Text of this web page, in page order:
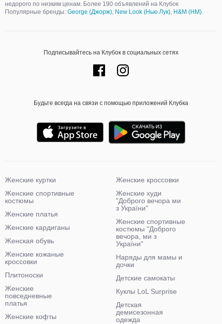
недорого по низким ценам. Более 190 объявлений на Клубок
Популярные бренды: George (Джорж), New Look (Нью Лук), H&M (НМ).
Подписывайтесь на Клубок в социальных сетях
Будьте всегда на связи с помощью приложений Клубка
Женские куртки
Женские спортивные
костюмы
Женские платья
Женские кардиганы
Женская обувь
Женские кожаные
кроссовки
Плитоноски
Женские
повседневные
платья
Женские кофты
Женские кроссовки
Женские худи
"Доброго вечора ми
з України"
Женские спортивные
костюмы "Доброго
вечора, ми з
України"
Наряды для мамы и
дочки
Детские самокаты
Куклы LoL Surprise
Детская
демисезонная
одежда